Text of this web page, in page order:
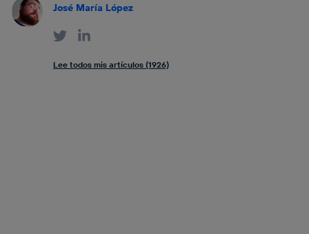
José María López
Lee todos mis artículos (1926)